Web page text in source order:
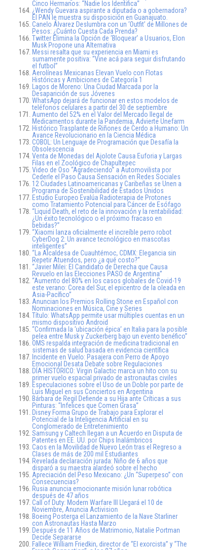
Cinco Hermanos: “Nadie los Identifica”
¿Wendy Guevara aspirante a diputada o a gobernadora?
El PAN le muestra su disposición en Guanajuato.
Canelo Álvarez Deslumbra con un ‘Outfit’ de Millones de
Pesos: ¿Cuánto Cuesta Cada Prenda?
Twitter Elimina la Opción de ‘Bloquear’ a Usuarios, Elon
Musk Propone una Alternativa
Messi resalta que su experiencia en Miami es
sumamente positiva: “Vine acá para seguir disfrutando
el futbol”
Aerolíneas Mexicanas Elevan Vuelo con Flotas
Históricas y Ambiciones de Categoría 1
Lagos de Moreno: Una Ciudad Marcada por la
Desaparición de sus Jóvenes
WhatsApp dejará de funcionar en estos modelos de
teléfonos celulares a partir del 30 de septiembre
Aumento del 52% en el Valor del Mercado Ilegal de
Medicamentos durante la Pandemia, Advierte Unefarm
Histórico Trasplante de Riñones de Cerdo a Humano: Un
Avance Revolucionario en la Ciencia Médica
COBOL: Un Lenguaje de Programación que Desafía la
Obsolescencia
Venta de Monedas del Ajolote Causa Euforia y Largas
Filas en el Zoológico de Chapultepec
Video de Oso “Agradeciendo” a Automovilista por
Cederle el Paso Causa Sensación en Redes Sociales
12 Ciudades Latinoamericanas y Caribeñas se Unen a
Programa de Sostenibilidad de Estados Unidos
Estudio Europeo Evalúa Radioterapia de Protones
como Tratamiento Potencial para Cáncer de Esófago
“Liquid Death, el reto de la innovación y la rentabilidad:
¿Un éxito tecnológico o el próximo fracaso en
bebidas?”
“Xiaomi lanza oficialmente el increíble perro robot
CyberDog 2: Un avance tecnológico en mascotas
inteligentes”
“La Alcaldesa de Cuauhtémoc, CDMX: Elegancia sin
Repetir Atuendos, pero ¿a qué costo?”
“Javier Milei: El Candidato de Derecha que Causa
Revuelo en las Elecciones PASO de Argentina”
“Aumento del 80% en los casos globales de Covid-19
este verano: Corea del Sur, el epicentro de la oleada en
Asia-Pacífico”
Anuncian los Premios Rolling Stone en Español con
Nominaciones en Música, Cine y Series
Título: WhatsApp permite usar múltiples cuentas en un
mismo dispositivo Android
“Confirmada la ‘ubicación épica’ en Italia para la posible
pelea entre Musk y Zuckerberg bajo un evento benéfico”
OMS respalda integración de medicina tradicional en
sistemas de salud basada en evidencia científica
Incidente en Vuelo: Pasajera con Perro de Apoyo
Emocional Desata Debate sobre Regulaciones
DÍA HISTÓRICO: Virgin Galactic marca un hito con su
primer vuelo espacial privado de astronautas civiles
Especulaciones sobre el Uso de un Doble por parte de
Luis Miguel en sus Conciertos en Argentina
Bárbara de Regil Defiende a su Hija ante Críticas a sus
Pinturas: “Infelices que Comen Grasa”
Disney Forma Grupo de Trabajo para Explorar el
Potencial de la Inteligencia Artificial en su
Conglomerado de Entretenimiento
Samsung y Caltech llegan a un Acuerdo en Disputa de
Patentes en EE. UU. por Chips Inalámbricos
Caos en la Movilidad de Nuevo León tras el Regreso a
Clases de más de 200 mil Estudiantes
Revelada declaración jurada: Niño de 6 años que
disparó a su maestra alardeó sobre el hecho
Apreciación del Peso Mexicano: ¿Un “Superpeso” con
Consecuencias?
Rusia anuncia emocionante misión lunar robótica
después de 47 años
Call of Duty: Modern Warfare III Llegará el 10 de
Noviembre, Anuncia Activision
Boeing Posterga el Lanzamiento de la Nave Starliner
con Astronautas Hasta Marzo
Después de 11 Años de Matrimonio, Natalie Portman
Decide Separarse
Fallece William Friedkin, director de “El exorcista” y “The